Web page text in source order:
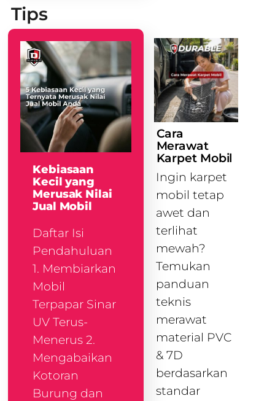
Tips
Kebiasaan
Kecil yang
Merusak Nilai
Jual Mobil
Daftar Isi
Pendahuluan
1. Membiarkan
Mobil
Terpapar Sinar
UV Terus-
Menerus 2.
Mengabaikan
Kotoran
Burung dan
Cara
Merawat
Karpet Mobil
Ingin karpet
mobil tetap
awet dan
terlihat
mewah?
Temukan
panduan
teknis
merawat
material PVC
& 7D
berdasarkan
standar